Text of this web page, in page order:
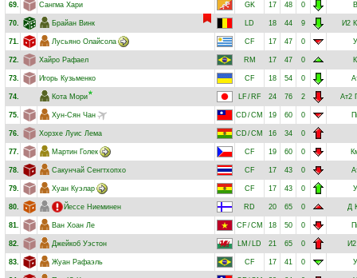
69. Сангма Хари GK 17 48 0 В
70. Брайан Винк LD 18 44 9 И2 К
71. Лусьяно Олайсола CF 17 47 0 У
72. Хайро Рафаел RM 17 47 0 К
73. Игорь Кузьменко CF 18 54 0
74. Кота Мори LF / RF 24 76 2 Ат2
75. Хун-Сян Чан CD /CM 19 60 0
76. Хорзхе Луис Лема CD /CM 16 34 0
77. Мартин Голек CF 19 60 0
78. Сакунчай Сенгтхопхо CF 17 43 0
79. Хуан Куэлар CF 17 43 0 У
80. Йессе Ниеминен RD 20 65 0 Д
81. Ван Хоан Ле CF/CM 18 50 0
82. Джейкоб Уэстон LM / LD 21 65 0 И2
83. Жуан Рафаэль CF 17 41 0 У